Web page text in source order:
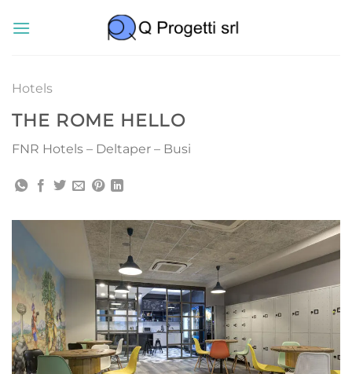
Hotels
THE ROME HELLO
FNR Hotels – Deltaper – Busi